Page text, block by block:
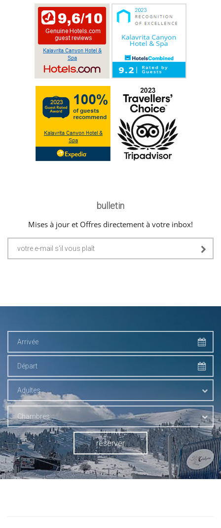
bulletin
Mises à jour et Offres directement à votre inbox!
Adultes
Chambres
réserver